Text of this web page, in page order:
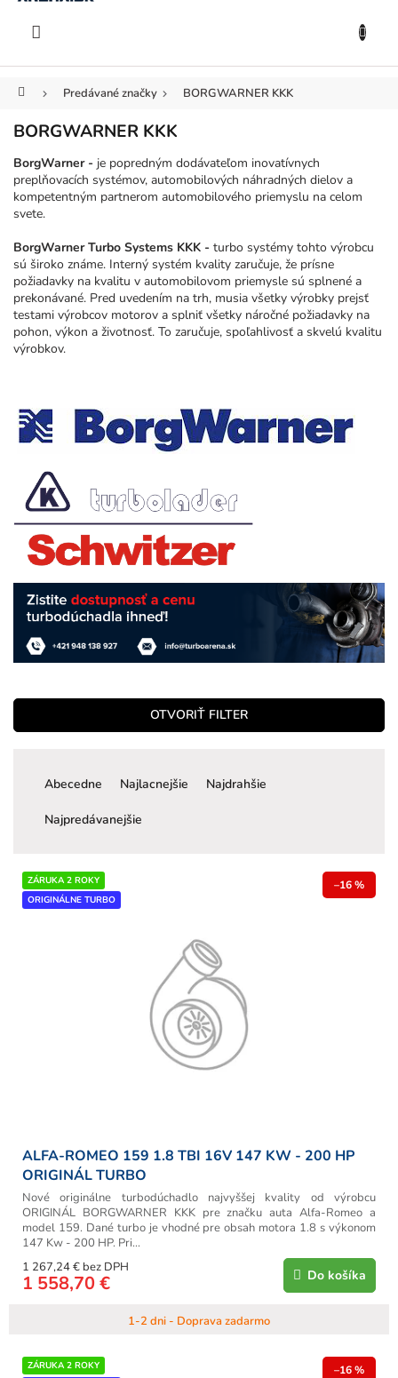
Prejsť
obsah
DomovPredávané značky BORGWARNER KKK
BORGWARNER KKK
BorgWarner - je popredným dodávateľom inovatívnych
preplňovacích systémov, automobilových náhradných dielov a
kompetentným partnerom automobilového priemyslu na celom
svete.
BorgWarner Turbo Systems KKK - turbo systémy tohto výrobcu
sú široko známe. Interný systém kvality zaručuje, že prísne
požiadavky na kvalitu v automobilovom priemysle sú splnené a
prekonávané. Pred uvedením na trh, musia všetky výrobky prejsť
testami výrobcov motorov a splniť všetky náročné požiadavky na
pohon, výkon a životnosť. To zaručuje, spoľahlivosť a skvelú kvalitu
výrobkov.
OTVORIŤ FILTER
e
p
Abecedne Najlacnejšie Najdrahšie
Najpredávanejšie
V
p
ZÁRUKA 2 ROKY
ORIGINÁLNE TURBO
–16 %
ALFA-ROMEO 159 1.8 TBI 16V 147 KW - 200 HP
ORIGINÁL TURBO
1-2 dni - Doprava zadarmo
1 267,24 € bez DPH
1 558,70 € Do košíka
Nové originálne turbodúchadlo najvyššej kvality od výrobcu
ORIGINÁL BORGWARNER KKK pre značku auta Alfa-Romeo a
model 159. Dané turbo je vhodné pre obsah motora 1.8 s výkonom
147 Kw - 200 HP. Pri...
ZÁRUKA 2 ROKY
–16 %